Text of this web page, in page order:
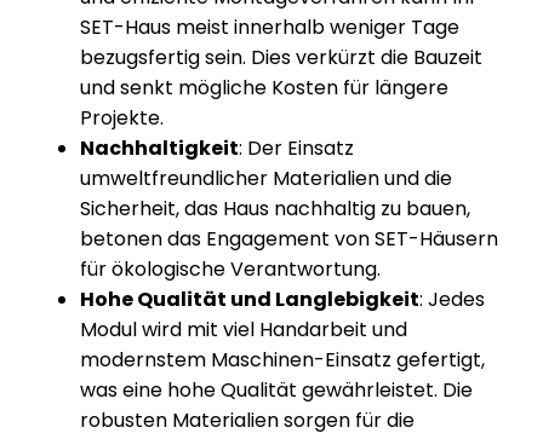
SET-Haus meist innerhalb weniger Tage
bezugsfertig sein. Dies verkürzt die Bauzeit
und senkt mögliche Kosten für längere
Projekte.
Nachhaltigkeit: Der Einsatz
umweltfreundlicher Materialien und die
Sicherheit, das Haus nachhaltig zu bauen,
betonen das Engagement von SET-Häusern
für ökologische Verantwortung.
Hohe Qualität und Langlebigkeit: Jedes
Modul wird mit viel Handarbeit und
modernstem Maschinen-Einsatz gefertigt,
was eine hohe Qualität gewährleistet. Die
robusten Materialien sorgen für die